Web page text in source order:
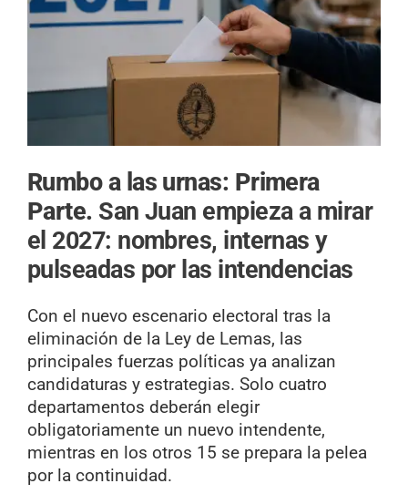
Rumbo a las urnas: Primera
Parte. San Juan empieza a mirar
el 2027: nombres, internas y
pulseadas por las intendencias
Con el nuevo escenario electoral tras la
eliminación de la Ley de Lemas, las
principales fuerzas políticas ya analizan
candidaturas y estrategias. Solo cuatro
departamentos deberán elegir
obligatoriamente un nuevo intendente,
mientras en los otros 15 se prepara la pelea
por la continuidad.